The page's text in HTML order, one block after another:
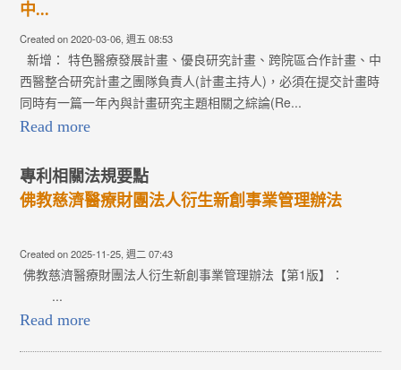
中...
Created on 2020-03-06, 週五 08:53
新增： 特色醫療發展計畫、優良研究計畫、跨院區合作計畫、中
西醫整合研究計畫之團隊負責人(計畫主持人)，必須在提交計畫時
同時有一篇一年內與計畫研究主題相關之綜論(Re...
Read more
專利相關法規要點
佛教慈濟醫療財團法人衍生新創事業管理辦法
Created on 2025-11-25, 週二 07:43
佛教慈濟醫療財團法人衍生新創事業管理辦法【第1版】：
...
Read more